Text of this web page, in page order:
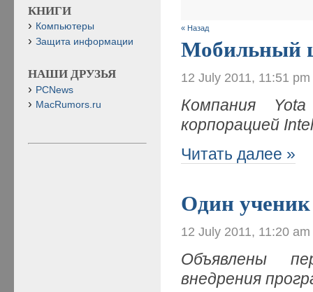
« Назад
Мобильный
12 July 2011, 11:51 pm
Компания
корпорацией
Читать далее »
Один
12 July 2011, 11:20 am
Объявлены
внедрения
КНИГИ
Компьютеры
Защита информации
НАШИ ДРУЗЬЯ
PCNews
MacRumors.ru